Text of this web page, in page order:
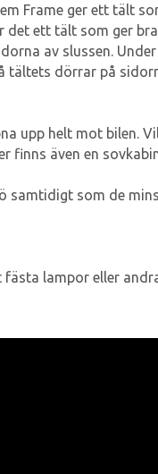
Frame ger ett tält
ett tält som ger
av slussen.
dörrar på
upp helt mot bilen.
finns även en
samtidigt som de
lampor eller